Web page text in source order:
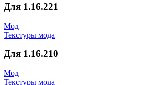
Для 1.16.221
Мод
Текстуры мода
Для 1.16.210
Мод
Текстуры мода